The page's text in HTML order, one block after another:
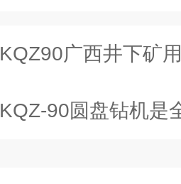
KQZ90广西井下矿用圆盘
KQZ-90圆盘钻机是全气